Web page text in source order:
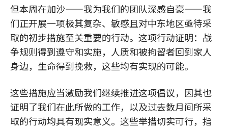
但本周在加沙——我为我们的团队深感自豪——我
们正开展一项极其复杂、敏感且对中东地区亟待采
取的初步措施至关重要的行动。这项行动证明：战
争规则得到遵守和实施，人质和被拘留者回到家人
身边，生命得到挽救，这些均有实现的可能。
这些措施应当激励我们继续推进这项倡议，因其也
证明了我们在此所做的工作，以及过去数月间所采
取的行动均具有现实意义。这些举措切实可行，指